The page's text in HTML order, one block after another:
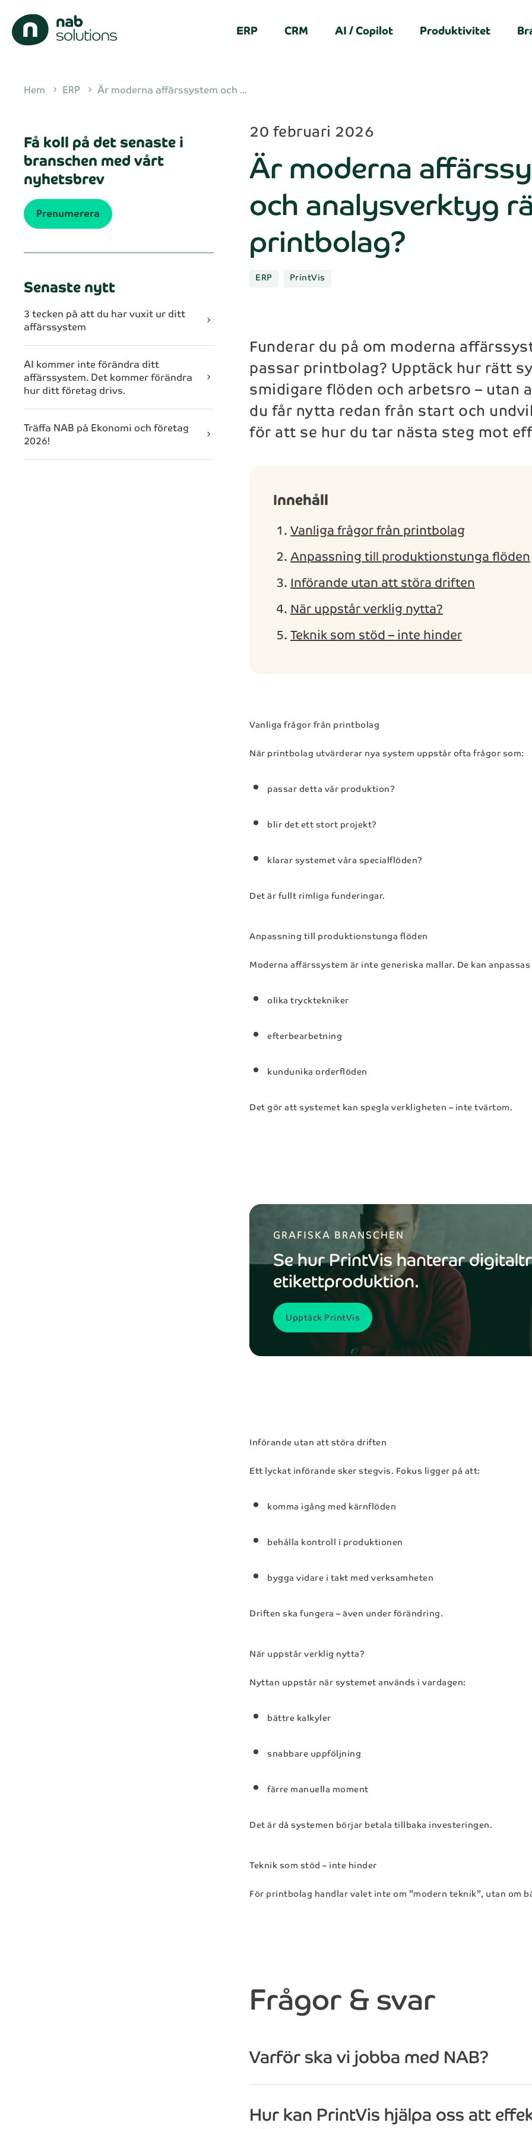
ERP CRM AI / Copilot Produktivitet
Hem chevron_right ERP chevron_right Är moderna affärssystem och ...
Få koll på det senaste i
branschen med vårt
nyhetsbrev
Prenumerera
Senaste nytt
3 tecken på att du har vuxit ur ditt
affärssystem chevron_right
AI kommer inte förändra ditt
affärssystem. Det kommer förändra
hur ditt företag drivs.
chevron_right
Träffa NAB på Ekonomi och företag
2026! chevron_right
20 februari 2026
Är moderna
och analysverktyg
printbolag?
ERP PrintVis
Funderar du på om moderna
passar printbolag? Upptäck hur rätt
smidigare flöden och arbetsro – utan
du får nytta redan från start och
för att se hur du tar nästa steg mot
Innehåll
Vanliga frågor från printbolag
Anpassning till produktionstunga flöden
Införande utan att störa driften
När uppstår verklig nytta?
Teknik som stöd – inte hinder
Vanliga frågor från printbolag
När printbolag utvärderar nya system uppstår ofta frågor som:
passar detta vår produktion?
blir det ett stort projekt?
klarar systemet våra specialflöden?
Det är fullt rimliga funderingar.
Anpassning till produktionstunga flöden
Moderna affärssystem är inte generiska mallar. De kan
olika trycktekniker
efterbearbetning
kundunika orderflöden
Det gör att systemet kan spegla verkligheten – inte tvärtom.
GRAFISKA BRANSCHEN
Se hur PrintVis hanterar
etikettproduktion.
Upptäck PrintVis
Införande utan att störa driften
Ett lyckat införande sker stegvis. Fokus ligger på att:
komma igång med kärnflöden
behålla kontroll i produktionen
bygga vidare i takt med verksamheten
Driften ska fungera – även under förändring.
När uppstår verklig nytta?
Nyttan uppstår när systemet används i vardagen:
bättre kalkyler
snabbare uppföljning
färre manuella moment
Det är då systemen börjar betala tillbaka investeringen.
Teknik som stöd – inte hinder
För printbolag handlar valet inte om ”modern teknik”, utan om
Frågor & svar
Varför ska vi jobba med NAB?
Hur kan PrintVis hjälpa oss att
lösningar.
Förnamn* Efternamn*
Telefon*
Skicka
Genom att kontakta NAB kommer dina personuppgifter behandlas
nyhetsbrev
Få koll på det senaste i branschen med vårt
nyhetsbrev.
Förnamn*
Efternamn*
Anmäl dig
Genom att registrera dig för nyhetsbrevet så kommer dina